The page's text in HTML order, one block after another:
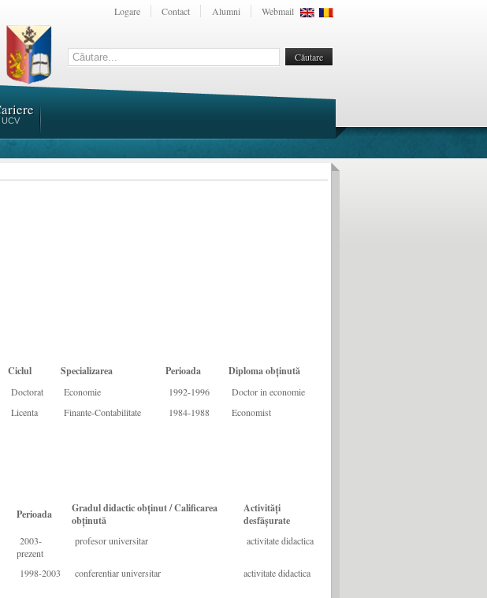
Logare Contact Alumni Webmail
UCV
Ciclul Specializarea Perioada Diploma obținută
Doctorat Economie 1992-1996 Doctor in economie
Licenta Finante-Contabilitate 1984-1988 Economist
Perioada
Gradul didactic obținut / Calificarea
obținută
Activități
desfășurate
2003-
prezent
profesor universitar activitate didactica
1998-2003 conferentiar universitar activitate didactica